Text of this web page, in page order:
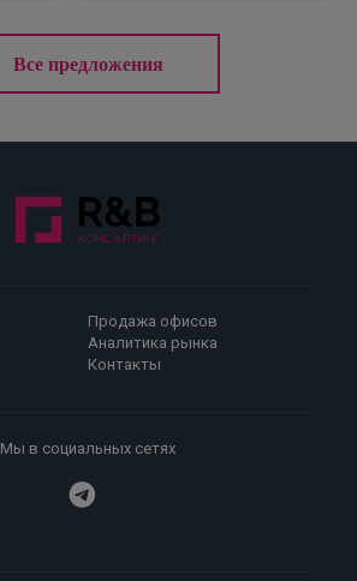
Все предложения
Продажа офисов
Аналитика рынка
Контакты
Мы в социальных сетях